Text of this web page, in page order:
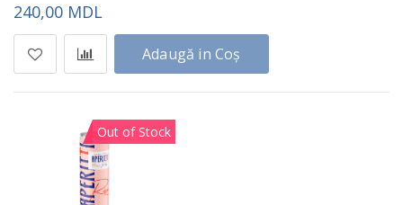
240,00 MDL
Adaugă in Coș
Out of Stock